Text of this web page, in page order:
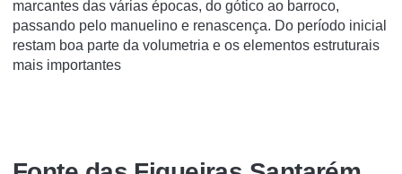
marcantes das várias épocas, do gótico ao barroco,
passando pelo manuelino e renascença. Do período inicial
restam boa parte da volumetria e os elementos estruturais
mais importantes